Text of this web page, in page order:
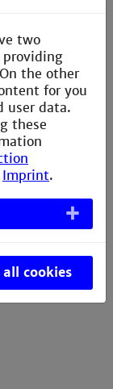
two
providing
the other
for you
user data.
these
Imprint.
all cookies